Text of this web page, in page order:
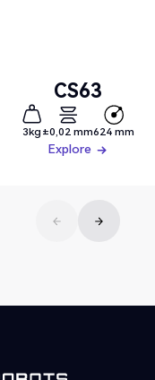
CS63
3kg ±0,02 mm624 mm
Explore